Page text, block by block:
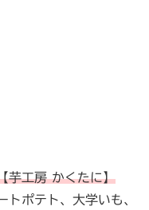
芋工房 かくたに】
ポテト、大学いも、